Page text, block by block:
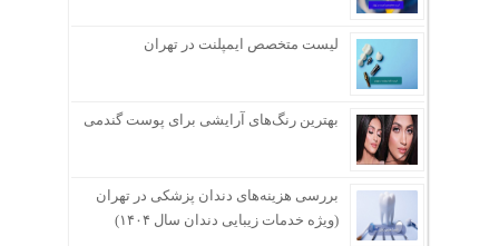
لیست متخصص ایمپلنت در تهران
بهترین رنگ‌های آرایشی برای پوست گندمی
بررسی هزینه‌های دندان پزشکی در تهران
(ویژه خدمات زیبایی دندان سال ۱۴۰۴)